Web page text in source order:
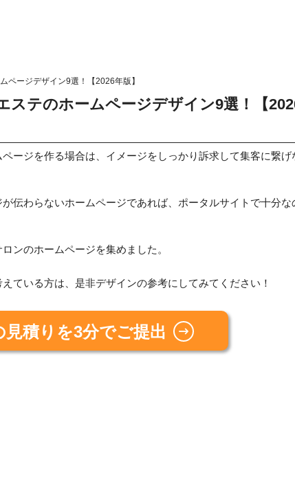
ページデザイン9選！【2026年版】
ステのホームページデザイン9選！【
ージを作る場合は、イメージをしっかり訴求して集客に繋げ
伝わらないホームページであれば、ポータルサイトで十分な
ンのホームページを集めました。
ている方は、是非デザインの参考にしてみてください！
積りを3分でご提出